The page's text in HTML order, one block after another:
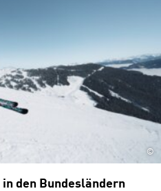
©
in den Bundesländern